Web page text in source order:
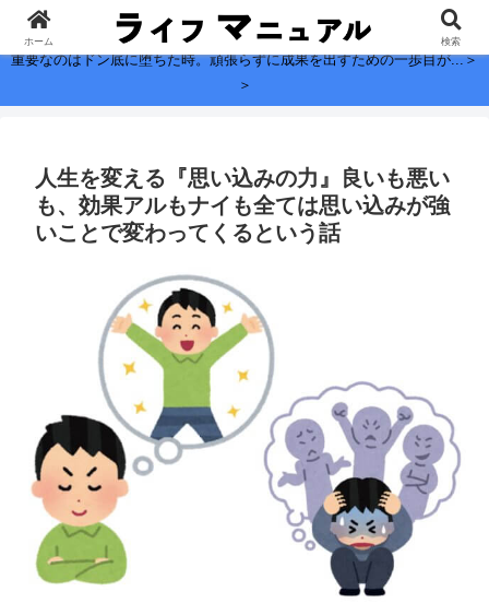
子どもに残したい、お金よりも大切なこと。
重要なのはドン底に堕ちた時。頑張らずに成果を出すための一歩目が...＞
＞
人生を変える『思い込みの力』良いも悪い
も、効果アルもナイも全ては思い込みが強
いことで変わってくるという話
ホーム 検索